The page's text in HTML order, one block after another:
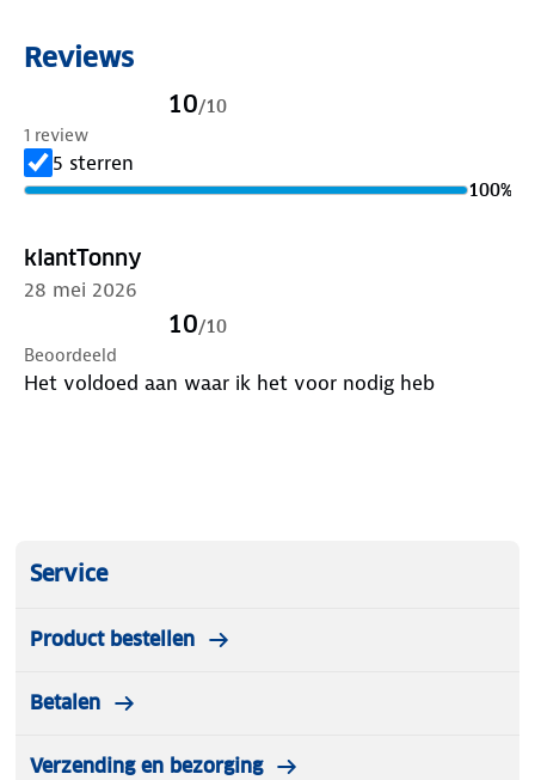
Reviews
10/10
1 review
5 sterren
100%
klantTonny
28 mei 2026
10/10
Beoordeeld
Het voldoed aan waar ik het voor nodig heb
Service
Product bestellen
Betalen
Verzending en bezorging